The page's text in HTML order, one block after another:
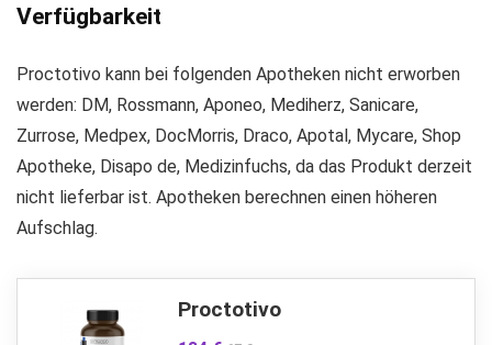
Verfügbarkeit
Proctotivo kann bei folgenden Apotheken nicht erworben
werden: DM, Rossmann, Aponeo, Mediherz, Sanicare,
Zurrose, Medpex, DocMorris, Draco, Apotal, Mycare, Shop
Apotheke, Disapo de, Medizinfuchs, da das Produkt derzeit
nicht lieferbar ist. Apotheken berechnen einen höheren
Aufschlag.
Proctotivo